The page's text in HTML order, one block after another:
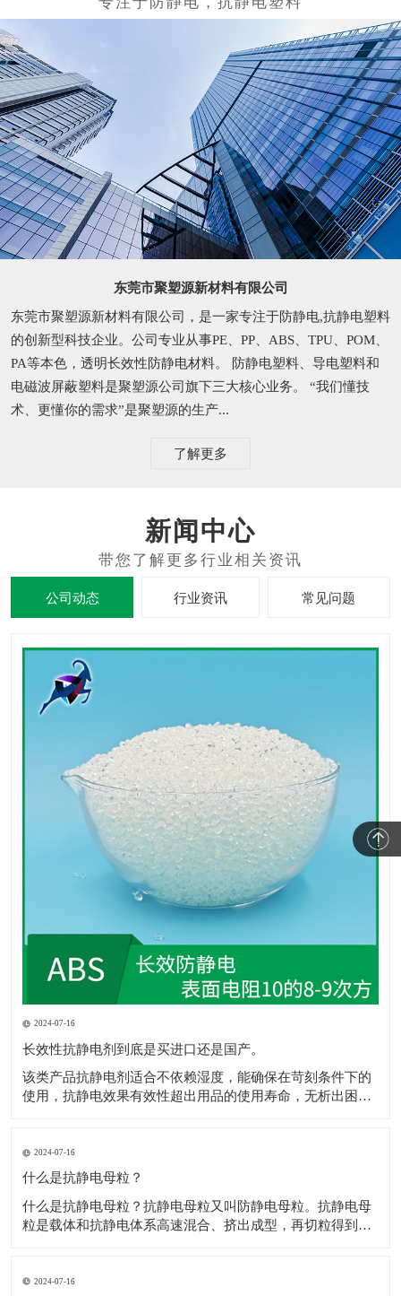
东莞市聚塑源新材料有限公司
东莞市聚塑源新材料有限公司，是一家专注于防静电,抗静电塑料
的创新型科技企业。公司专业从事PE、PP、ABS、TPU、POM、
PA等本色，透明长效性防静电材料。 防静电塑料、导电塑料和
电磁波屏蔽塑料是聚塑源公司旗下三大核心业务。 “我们懂技
术、更懂你的需求”是聚塑源的生产...
了解更多
新闻中心
公司动态 行业资讯 常见问题
2024-07-16
长效性抗静电剂到底是买进口还是国产。
该类产品抗静电剂​适合不依赖湿度，能确保在苛刻条件下的
使用，抗静电效果有效性超出用品的使用寿命，无析出困
和树脂较好的层筋状啮合结构，抗静电剂​极佳的极性配伍。
2.电荷通过网状通道，
2024-07-16
什么是抗静电母粒？
什么是抗静电母粒？抗静电母粒又叫防静电母粒。抗静电母
粒是载体和抗静电体系高速混合、挤出成型，再切粒得到
表面电阻为1012Ω以上，防静电包装材料要求表面电阻为
2024-07-16